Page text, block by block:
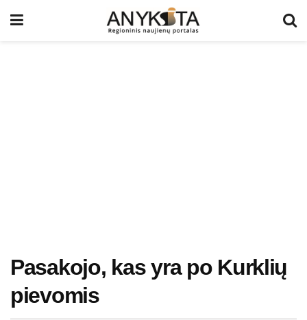
Pasakojo, kas yra po Kurklių
pievomis